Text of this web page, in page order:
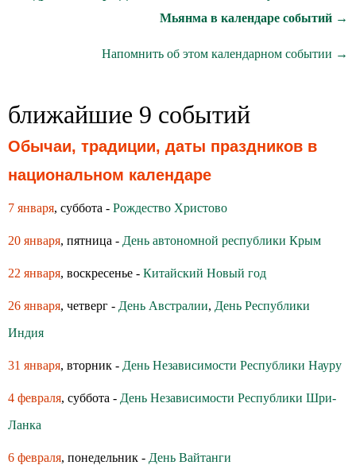
Мьянма в календаре событий →
Напомнить об этом календарном событии →
ближайшие 9 событий
Обычаи, традиции, даты праздников в
национальном календаре
7 января, суббота - Рождество Христово
20 января, пятница - День автономной республики Крым
22 января, воскресенье - Китайский Новый год
26 января, четверг - День Австралии, День Республики
Индия
31 января, вторник - День Независимости Республики Науру
4 февраля, суббота - День Независимости Республики Шри-
Ланка
6 февраля, понедельник - День Вайтанги